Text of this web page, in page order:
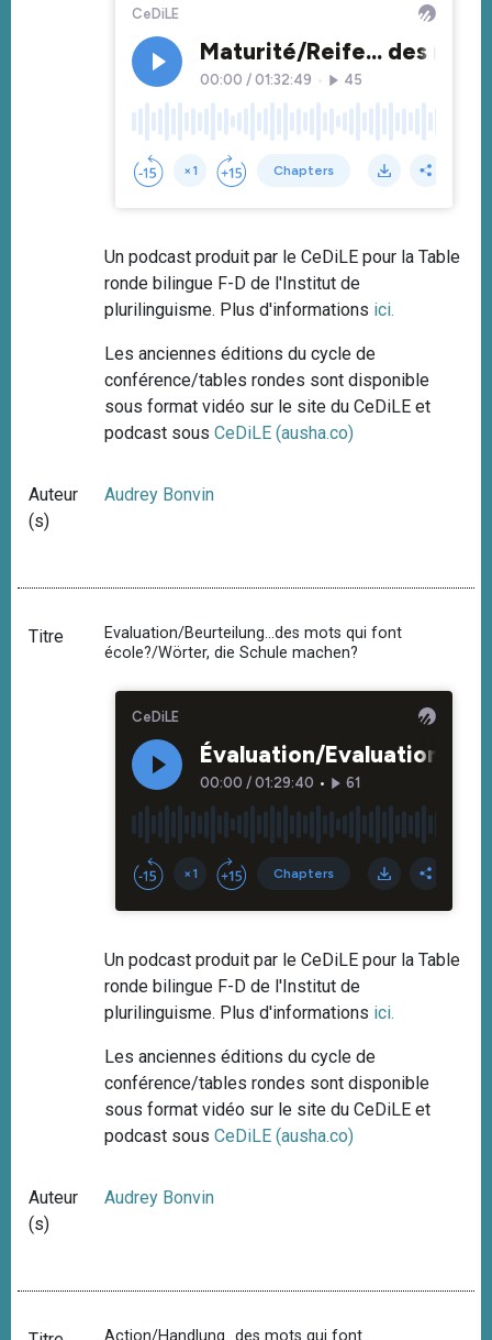
Un podcast produit par le CeDiLE pour la Table
ronde bilingue F-D de l'Institut de
plurilinguisme. Plus d'informations ici.
Les anciennes éditions du cycle de
conférence/tables rondes sont disponible
sous format vidéo sur le site du CeDiLE et
podcast sousCeDiLE (ausha.co)
Auteur
(s)
Audrey Bonvin
Titre
Evaluation/Beurteilung...des mots qui font
école?/Wörter, die Schule machen?
Un podcast produit par le CeDiLE pour la Table
ronde bilingue F-D de l'Institut de
plurilinguisme. Plus d'informations ici.
Les anciennes éditions du cycle de
conférence/tables rondes sont disponible
sous format vidéo sur le site du CeDiLE et
podcast sousCeDiLE (ausha.co)
Auteur
(s)
Audrey Bonvin
Action/Handlung...des mots qui font